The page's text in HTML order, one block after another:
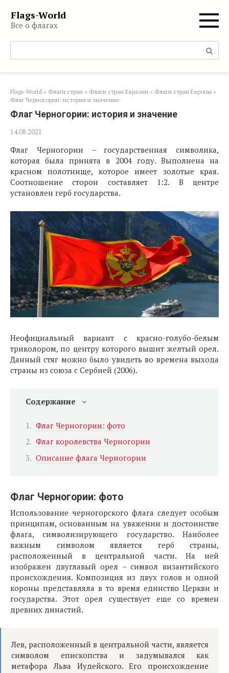
контенту
Flags-World
Все о флагах
Поиск:
Flags-World » Флаги стран » Флаги стран Евразии » Флаги стран Европы »
Флаг Черногории: история и значение
Флаг Черногории: история и значение
14.08.2021
Флаг Черногории – государственная символика,
которая была принята в 2004 году. Выполнена на
красном полотнище, которое имеет золотые края.
Соотношение сторон составляет 1:2. В центре
установлен герб государства.
Неофициальный вариант с красно-голубо-белым
триколором, по центру которого вышит желтый орел.
Данный стяг можно было увидеть во времена выхода
страны из союза с Сербией (2006).
Содержание
Флаг Черногории: фото
Флаг королевства Черногории
Описание флага Черногории
Флаг Черногории: фото
Использование черногорского флага следует особым
принципам, основанным на уважении и достоинстве
флага, символизирующего государство. Наиболее
важным символом является герб страны,
расположенный в центральной части. На ней
изображен двуглавый орел – символ византийского
происхождения. Композиция из двух голов и одной
короны представляла в то время единство Церкви и
государства. Этот орел существует еще со времен
древних династий.
Лев, расположенный в центральной части, является
символом епископства и задумывался как
метафора Льва Иудейского. Его происхождение